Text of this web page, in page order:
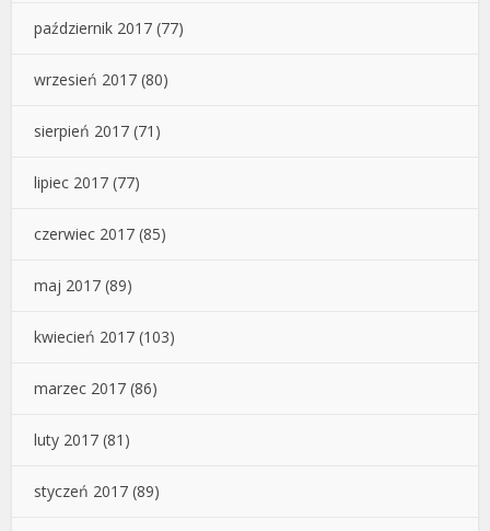
październik 2017 (77)
wrzesień 2017 (80)
sierpień 2017 (71)
lipiec 2017 (77)
czerwiec 2017 (85)
maj 2017 (89)
kwiecień 2017 (103)
marzec 2017 (86)
luty 2017 (81)
styczeń 2017 (89)